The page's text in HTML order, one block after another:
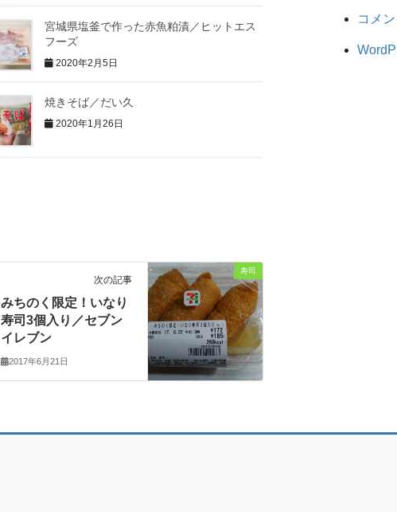
宮城県塩釜で作った赤魚粕漬／ヒットエス
フーズ
2020年2月5日
焼きそば／だい久
2020年1月26日
寿司
次の記事
みちのく限定！いなり
寿司3個入り／セブン
イレブン
2017年6月21日
コメ